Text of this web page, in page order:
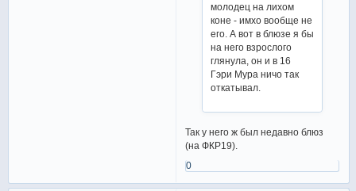
молодец на лихом
коне - имхо вообще не
его. А вот в блюзе я бы
на него взрослого
глянула, он и в 16
Гэри Мура ничо так
откатывал.
Так у него ж был недавно блюз
(на ФКР19).
0